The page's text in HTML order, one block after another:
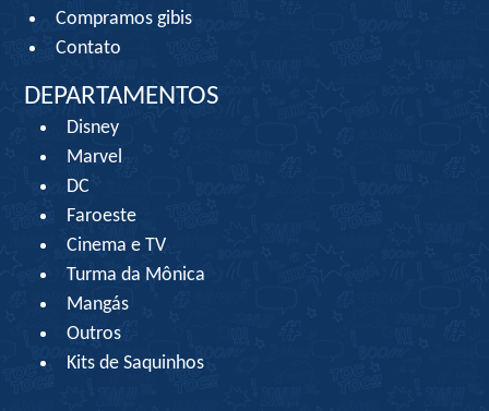
Compramos gibis
Contato
DEPARTAMENTOS
Disney
Marvel
DC
Faroeste
Cinema e TV
Turma da Mônica
Mangás
Outros
Kits de Saquinhos